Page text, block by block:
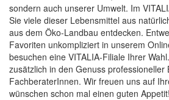
sondern auch unserer Umwelt. Im
Sie viele dieser Lebensmittel aus
aus dem Öko-Landbau entdecken.
Favoriten unkompliziert in unserem
besuchen eine VITALIA-Filiale Ihrer
zusätzlich in den Genuss
FachberaterInnen. Wir freuen uns auf
wünschen schon mal einen guten Appetit!